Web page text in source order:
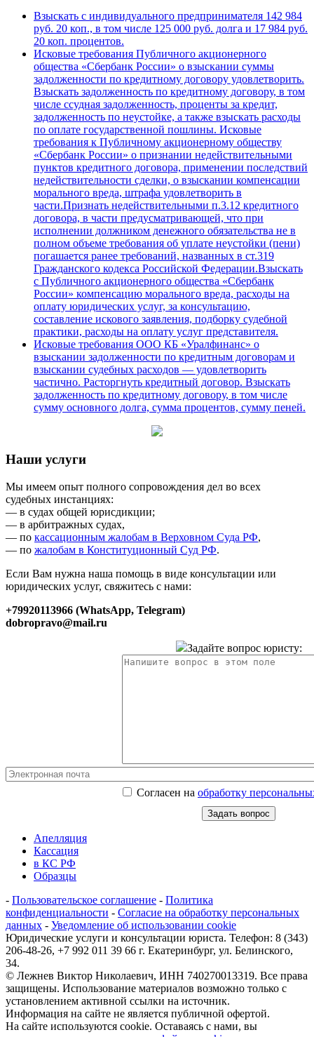
Взыскать с индивидуального предпринимателя 142 984
руб. 20 коп., в том числе 125 000 руб. долга и 17 984 руб.
20 коп. процентов.
Исковые требования Публичного акционерного
общества «Сбербанк России» о взыскании суммы
задолженности по кредитному договору удовлетворить.
Взыскать задолженность по кредитному договору, в том
числе ссудная задолженность, проценты за кредит,
задолженность по неустойке, а также взыскать расходы
по оплате государственной пошлины. Исковые
требования к Публичному акционерному обществу
«Сбербанк России» о признании недействительными
пунктов кредитного договора, применении последствий
недействительности сделки, о взыскании компенсации
морального вреда, штрафа удовлетворить в
части.Признать недействительными п.3.12 кредитного
договора, в части предусматривающей, что при
исполнении должником денежного обязательства не в
полном объеме требования об уплате неустойки (пени)
погашается ранее требований, названных в ст.319
Гражданского кодекса Российской Федерации.Взыскать
с Публичного акционерного общества «Сбербанк
России» компенсацию морального вреда, расходы на
оплату юридических услуг, за консультацию,
составление искового заявления, подборку судебной
практики, расходы на оплату услуг представителя.
Исковые требования ООО КБ «Уралфинанс» о
взыскании задолженности по кредитным договорам и
взыскании судебных расходов — удовлетворить
частично. Расторгнуть кредитный договор. Взыскать
задолженность по кредитному договору, в том числе
сумму основного долга, сумма процентов, сумму пеней.
Наши услуги
Мы имеем опыт полного сопровождения дел во всех
судебных инстанциях:
— в судах общей юрисдикции;
— в арбитражных судах,
— по кассационным жалобам в Верховном Суда РФ,
— по жалобам в Конституционный Суд РФ.
Если Вам нужна наша помощь в виде консультации или
юридических услуг, свяжитесь с нами:
+79920113966 (WhatsApp, Telegram)
dobropravo@mail.ru
Задайте вопрос юристу:
Согласен на обработку
Апелляция
Кассация
в КС РФ
Образцы
- Пользовательское соглашение - Политика
конфиденциальности - Согласие на обработку персональных
данных - Уведомление об использовании cookie
Юридические услуги и консультации юриста. Телефон: 8 (343)
206-48-26, +7 992 011 39 66 г. Екатеринбург, ул. Белинского,
34.
© Лежнев Виктор Николаевич, ИНН 740270013319. Все права
защищены. Использование материалов возможно только с
установлением активной ссылки на источник.
Информация на сайте не является публичной офертой.
На сайте используются cookie. Оставаясь с нами, вы